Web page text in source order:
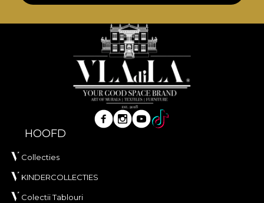
HOOFD
Collecties
KINDERCOLLECTIES
Colectii Tablouri